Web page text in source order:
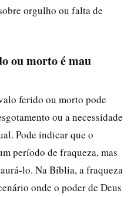
orgulho ou falta de
ou morto é mau
ferido ou morto pode
ou a necessidade
Pode indicar que o
período de fraqueza, mas
lo. Na Bíblia, a fraqueza
onde o poder de Deus